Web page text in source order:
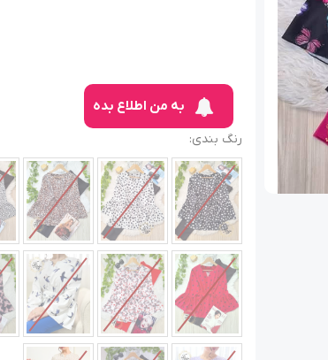
به من اطلاع بده
رنگ بندی: